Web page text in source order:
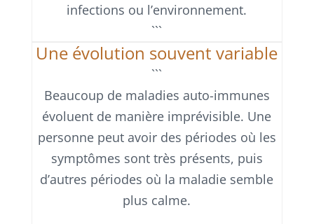
infections ou l’environnement.
```
Une évolution souvent variable
```
Beaucoup de maladies auto-immunes
évoluent de manière imprévisible. Une
personne peut avoir des périodes où les
symptômes sont très présents, puis
d’autres périodes où la maladie semble
plus calme.